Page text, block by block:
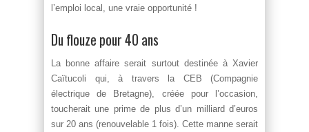
l’emploi local, une vraie opportunité !
Du flouze pour 40 ans
La bonne affaire serait surtout destinée à Xavier
Caïtucoli qui, à travers la CEB (Compagnie
électrique de Bretagne), créée pour l’occasion,
toucherait une prime de plus d’un milliard d’euros
sur 20 ans (renouvelable 1 fois). Cette manne serait